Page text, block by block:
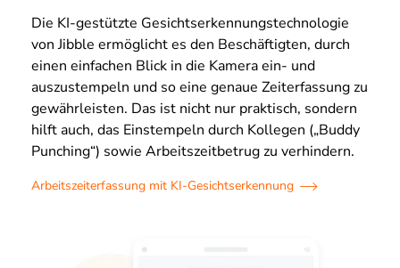
Die KI-gestützte Gesichtserkennungstechnologie
von Jibble ermöglicht es den Beschäftigten, durch
einen einfachen Blick in die Kamera ein- und
auszustempeln und so eine genaue Zeiterfassung zu
gewährleisten. Das ist nicht nur praktisch, sondern
hilft auch, das Einstempeln durch Kollegen („Buddy
Punching“) sowie Arbeitszeitbetrug zu verhindern.
Arbeitszeiterfassung mit KI-Gesichtserkennung